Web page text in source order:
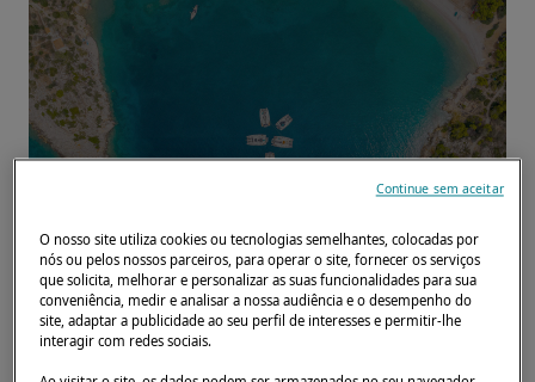
Início Locadores ALTERNATIVE SAILING
O nosso site utiliza cookies ou tecnologias semelhantes, colocadas por
nós ou pelos nossos parceiros, para operar o site, fornecer os serviços
que solicita, melhorar e personalizar as suas funcionalidades para sua
conveniência, medir e analisar a nossa audiência e o desempenho do
site, adaptar a publicidade ao seu perfil de interesses e permitir-lhe
interagir com redes sociais.
Continue sem aceitar